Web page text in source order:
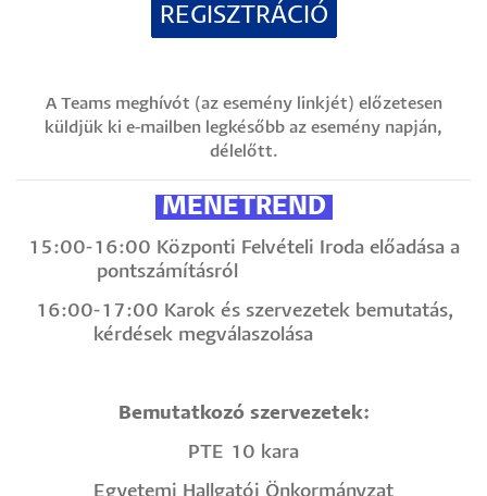
REGISZTRÁCIÓ
A Teams meghívót (az esemény linkjét) előzetesen
küldjük ki e-mailben legkésőbb az esemény napján,
délelőtt.
MENETREND
15:00-16:00 Központi Felvételi Iroda előadása a
pontszámításról
16:00-17:00 Karok és szervezetek bemutatás,
kérdések megválaszolása
Bemutatkozó szervezetek:
PTE 10 kara